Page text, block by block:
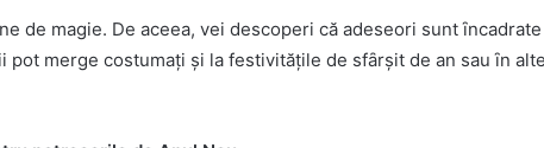
de magie. De aceea, vei descoperi cӑ adeseori sunt
pot merge costumați și la festivitӑțile de sfȃrșit de an sau ȋn alte